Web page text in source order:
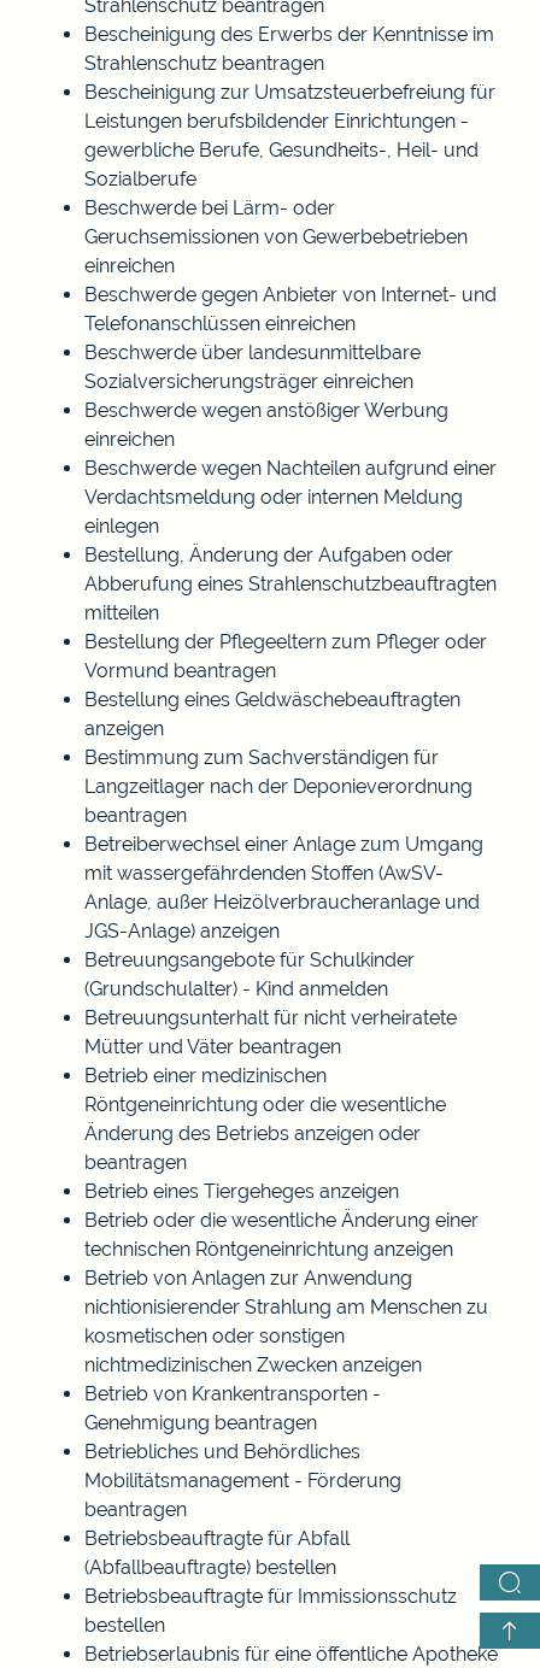
Strahlenschutz beantragen
Bescheinigung des Erwerbs der Kenntnisse im
Strahlenschutz beantragen
Bescheinigung zur Umsatzsteuerbefreiung für
Leistungen berufsbildender Einrichtungen -
gewerbliche Berufe, Gesundheits-, Heil- und
Sozialberufe
Beschwerde bei Lärm- oder
Geruchsemissionen von Gewerbebetrieben
einreichen
Beschwerde gegen Anbieter von Internet- und
Telefonanschlüssen einreichen
Beschwerde über landesunmittelbare
Sozialversicherungsträger einreichen
Beschwerde wegen anstößiger Werbung
einreichen
Beschwerde wegen Nachteilen aufgrund einer
Verdachtsmeldung oder internen Meldung
einlegen
Bestellung, Änderung der Aufgaben oder
Abberufung eines Strahlenschutzbeauftragten
mitteilen
Bestellung der Pflegeeltern zum Pfleger oder
Vormund beantragen
Bestellung eines Geldwäschebeauftragten
anzeigen
Bestimmung zum Sachverständigen für
Langzeitlager nach der Deponieverordnung
beantragen
Betreiberwechsel einer Anlage zum Umgang
mit wassergefährdenden Stoffen (AwSV-
Anlage, außer Heizölverbraucheranlage und
JGS-Anlage) anzeigen
Betreuungsangebote für Schulkinder
(Grundschulalter) - Kind anmelden
Betreuungsunterhalt für nicht verheiratete
Mütter und Väter beantragen
Betrieb einer medizinischen
Röntgeneinrichtung oder die wesentliche
Änderung des Betriebs anzeigen oder
beantragen
Betrieb eines Tiergeheges anzeigen
Betrieb oder die wesentliche Änderung einer
technischen Röntgeneinrichtung anzeigen
Betrieb von Anlagen zur Anwendung
nichtionisierender Strahlung am Menschen zu
kosmetischen oder sonstigen
nichtmedizinischen Zwecken anzeigen
Betrieb von Krankentransporten -
Genehmigung beantragen
Betriebliches und Behördliches
Mobilitätsmanagement - Förderung
beantragen
Betriebsbeauftragte für Abfall
(Abfallbeauftragte) bestellen
Betriebsbeauftragte für Immissionsschutz
bestellen
Betriebserlaubnis für eine öffentliche Apotheke